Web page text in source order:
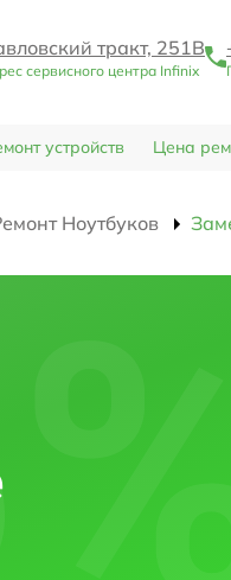
тракт, 251В
сервисного центра Infinix
устройств Цена
Ноутбуков